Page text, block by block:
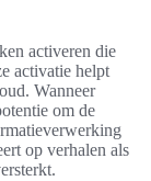
activeren die
activatie helpt
Wanneer
om de
op verhalen als